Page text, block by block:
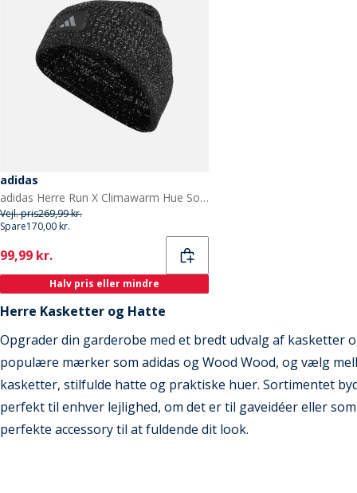
adidas
adidas Herre Run X Climawarm Hue Sort/Reflective Silver
Vejl. pris269,99 kr.
Spare170,00 kr.
Current
99,99 kr.
Halv pris eller mindre
Herre Kasketter og Hatte
Opgrader din garderobe med et bredt udvalg af kasketter
populære mærker som adidas og Wood Wood, og vælg
kasketter, stilfulde hatte og praktiske huer. Sortimentet
perfekt til enhver lejlighed, om det er til gaveidéer eller
perfekte accessory til at fuldende dit look.